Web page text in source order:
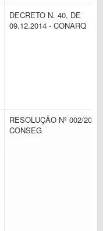
DECRETO N. 40, DE
09.12.2014 - CONARQ
RESOLUÇÃO Nº 002/2023
CONSEG